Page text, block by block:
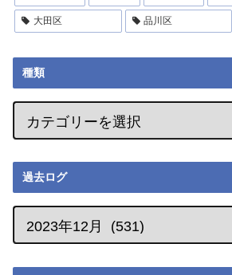
大田区 品川区
種類
過去ログ